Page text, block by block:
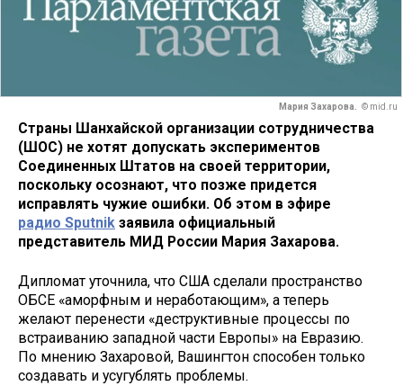
Мария Захарова. © mid.ru
Страны Шанхайской организации сотрудничества
(ШОС) не хотят допускать экспериментов
Соединенных Штатов на своей территории,
поскольку осознают, что позже придется
исправлять чужие ошибки. Об этом в эфире
радио Sputnik заявила официальный
представитель МИД России Мария Захарова.
Дипломат уточнила, что США сделали пространство
ОБСЕ «аморфным и неработающим», а теперь
желают перенести «деструктивные процессы по
встраиванию западной части Европы» на Евразию.
По мнению Захаровой, Вашингтон способен только
создавать и усугублять проблемы.